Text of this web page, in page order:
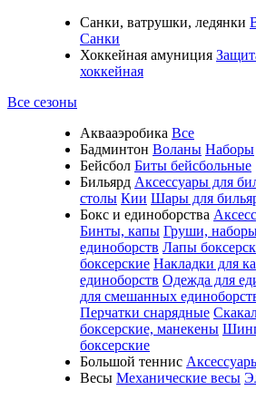
Санки, ватрушки, ледянки
Санки
Хоккейная амуниция
хоккейная
Все сезоны
Аквааэробика Все
Бадминтон Воланы Наборы
Бейсбол Биты бейсбольные
Бильярд Аксессуары для
столы Кии Шары для
Бокс и единоборства
Бинты, капы Груши,
единоборств Лапы
боксерские Накладки для
единоборств Одежда для
для смешанных
Перчатки снарядные
боксерские, манекены
боксерские
Большой теннис
Весы Механические весы